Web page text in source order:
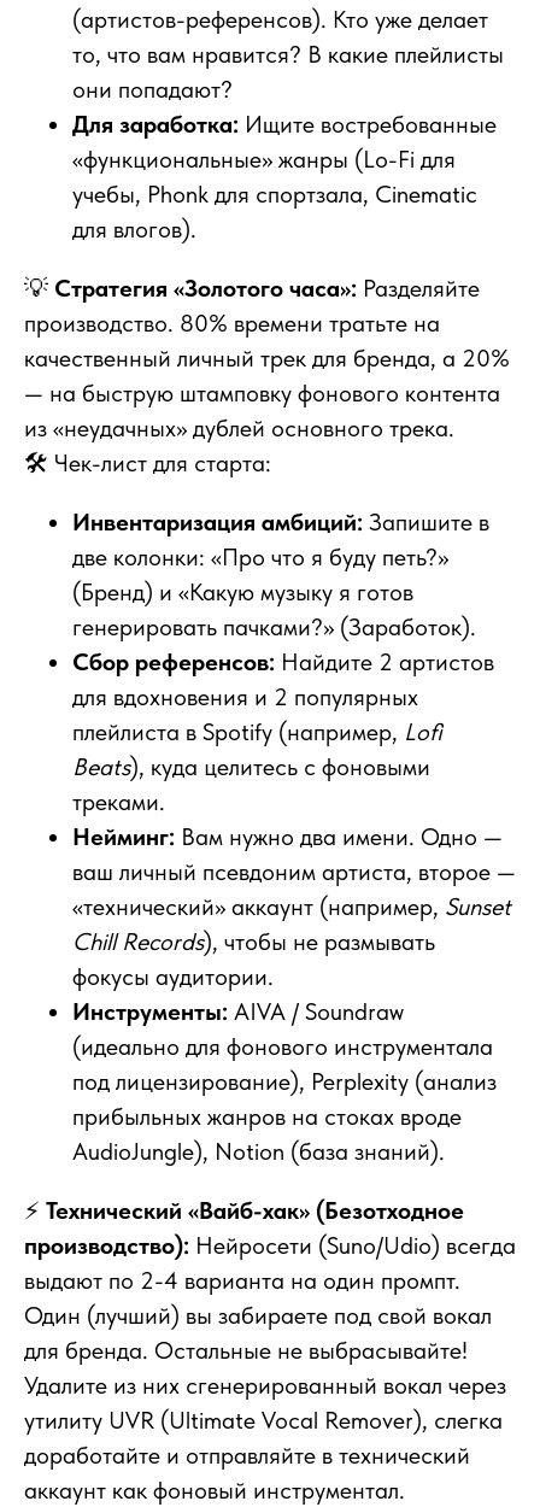
(артистов-референсов). Кто уже делает
то, что вам нравится? В какие плейлисты
они попадают?
Для заработка: Ищите востребованные
«функциональные» жанры (Lo-Fi для
учебы, Phonk для спортзала, Cinematic
для влогов).
💡 Стратегия «Золотого часа»: Разделяйте
производство. 80% времени тратьте на
качественный личный трек для бренда, а 20%
— на быструю штамповку фонового контента
из «неудачных» дублей основного трека.
🛠 Чек-лист для старта:
Инвентаризация амбиций: Запишите в
две колонки: «Про что я буду петь?»
(Бренд) и «Какую музыку я готов
генерировать пачками?» (Заработок).
Сбор референсов: Найдите 2 артистов
для вдохновения и 2 популярных
плейлиста в Spotify (например, Lofi
Beats), куда целитесь с фоновыми
треками.
Нейминг: Вам нужно два имени. Одно —
ваш личный псевдоним артиста, второе —
«технический» аккаунт (например, Sunset
Chill Records), чтобы не размывать
фокусы аудитории.
Инструменты: AIVA / Soundraw
(идеально для фонового инструментала
под лицензирование), Perplexity (анализ
прибыльных жанров на стоках вроде
AudioJungle), Notion (база знаний).
⚡ Технический «Вайб-хак» (Безотходное
производство): Нейросети (Suno/Udio) всегда
выдают по 2-4 варианта на один промпт.
Один (лучший) вы забираете под свой вокал
для бренда. Остальные не выбрасывайте!
Удалите из них сгенерированный вокал через
утилиту UVR (Ultimate Vocal Remover), слегка
доработайте и отправляйте в технический
аккаунт как фоновый инструментал.